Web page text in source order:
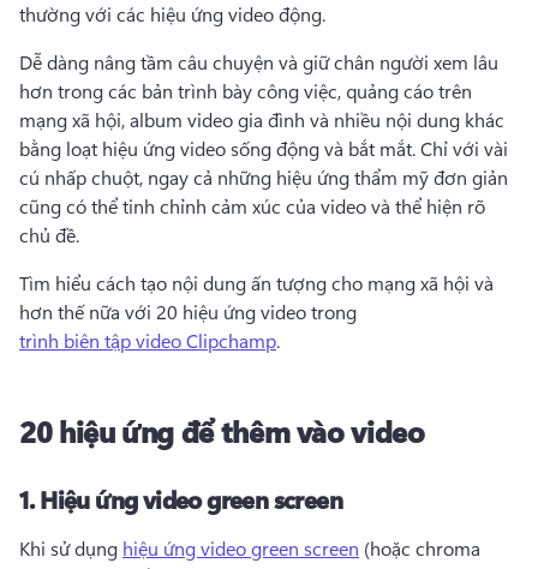
thường với các hiệu ứng video động.
Dễ dàng nâng tầm câu chuyện và giữ chân người xem lâu
hơn trong các bản trình bày công việc, quảng cáo trên
mạng xã hội, album video gia đình và nhiều nội dung khác
bằng loạt hiệu ứng video sống động và bắt mắt. Chỉ với vài
cú nhấp chuột, ngay cả những hiệu ứng thẩm mỹ đơn giản
cũng có thể tinh chỉnh cảm xúc của video và thể hiện rõ
chủ đề.
Tìm hiểu cách tạo nội dung ấn tượng cho mạng xã hội và
hơn thế nữa với 20 hiệu ứng video trong
trình biên tập video Clipchamp.
20 hiệu ứng để thêm vào video
1.Hiệu ứng video green screen
Khi sử dụng hiệu ứng video green screen (hoặc chroma